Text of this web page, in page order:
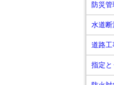
防災
水道断
道路工
指定と